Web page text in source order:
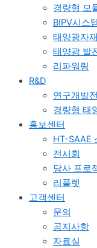
경량형 모
BIPV시스
태양광자
태양광 발
리파워링
R&D
연구개발
경량형 태
홍보센터
HT-SAAE
전시회
당사 프로
리플렛
고객센터
문의
공지사항
자료실